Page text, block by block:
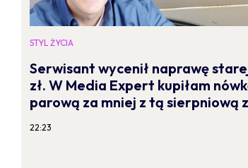
STYL ŻYCIA
Serwisant wycenił naprawę
zł. W Media Expert kupiłam
parową za mniej z tą sierpniową
22:23